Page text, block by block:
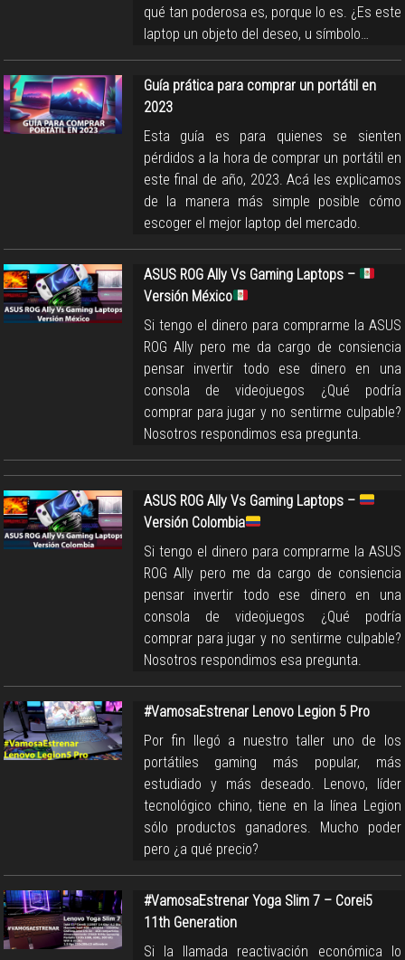
qué tan poderosa es, porque lo es. ¿Es este
laptop un objeto del deseo, u símbolo…
Guía prática para comprar un portátil en
2023
Esta guía es para quienes se sienten
pérdidos a la hora de comprar un portátil en
este final de año, 2023. Acá les explicamos
de la manera más simple posible cómo
escoger el mejor laptop del mercado.
ASUS ROG Ally Vs Gaming Laptops –
Versión México
Si tengo el dinero para comprarme la ASUS
ROG Ally pero me da cargo de consiencia
pensar invertir todo ese dinero en una
consola de videojuegos ¿Qué podría
comprar para jugar y no sentirme culpable?
Nosotros respondimos esa pregunta.
ASUS ROG Ally Vs Gaming Laptops –
Versión Colombia
Si tengo el dinero para comprarme la ASUS
ROG Ally pero me da cargo de consiencia
pensar invertir todo ese dinero en una
consola de videojuegos ¿Qué podría
comprar para jugar y no sentirme culpable?
Nosotros respondimos esa pregunta.
#VamosaEstrenar Lenovo Legion 5 Pro
Por fin llegó a nuestro taller uno de los
portátiles gaming más popular, más
estudiado y más deseado. Lenovo, líder
tecnológico chino, tiene en la línea Legion
sólo productos ganadores. Mucho poder
pero ¿a qué precio?
#VamosaEstrenar Yoga Slim 7 – Corei5
11th Generation
Si la llamada reactivación económica lo